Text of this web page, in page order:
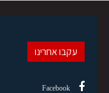
עקבו אחרינו
Facebook